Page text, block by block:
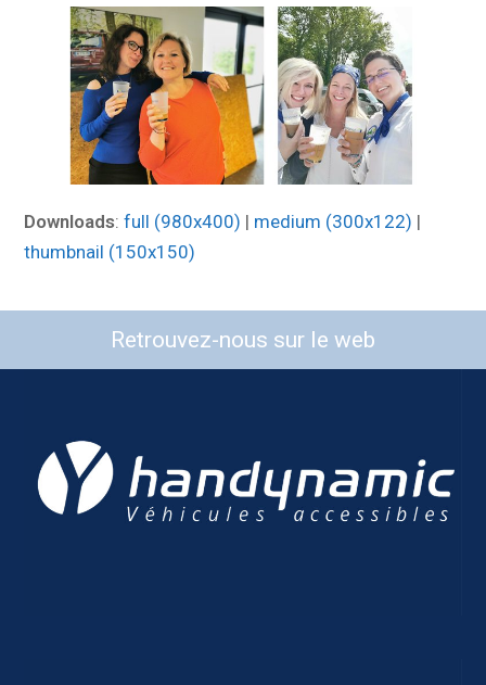
Downloads:full (980x400) | medium (300x122) |
thumbnail (150x150)
Retrouvez-nous sur le web